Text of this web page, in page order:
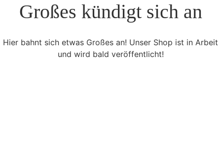
Großes kündigt sich an
Hier bahnt sich etwas Großes an! Unser Shop ist in Arbeit
und wird bald veröffentlicht!